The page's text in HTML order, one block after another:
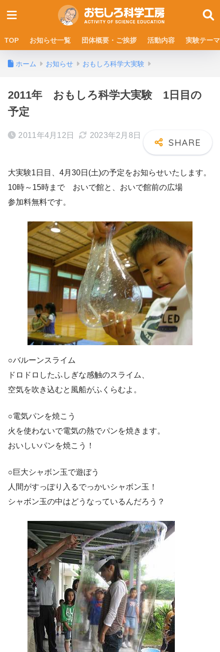
TOP お知らせ一覧 団体概要・ご挨拶 活動内容 実験テーマ
ホーム お知らせ おもしろ科学大実験
2011年 おもしろ科学大実験 1日目の
予定
2011年4月12日 2023年2月8日
大実験1日目、4月30日(土)の予定をお知らせいたします。
10時～15時まで おいで館と、おいで館前の広場
参加料無料です。
○バルーンスライム
ドロドロしたふしぎな感触のスライム、
空気を吹き込むと風船がふくらむよ。
○電気パンを焼こう
火を使わないで電気の熱でパンを焼きます。
おいしいパンを焼こう！
○巨大シャボン玉で遊ぼう
人間がすっぽり入るでっかいシャボン玉！
シャボン玉の中はどうなっているんだろう？